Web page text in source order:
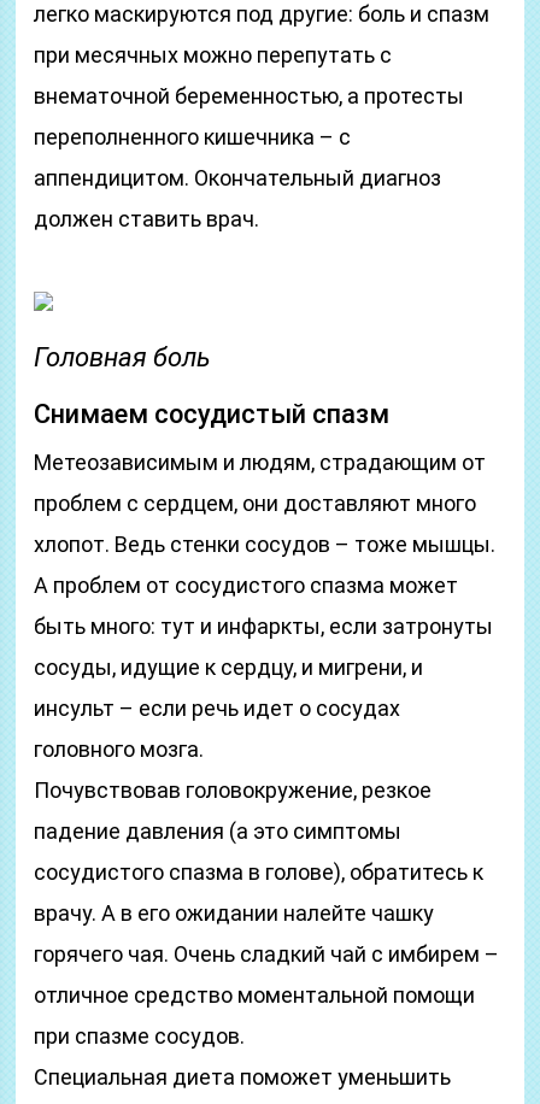
легко маскируются под другие: боль и спазм
при месячных можно перепутать с
внематочной беременностью, а протесты
переполненного кишечника – с
аппендицитом. Окончательный диагноз
должен ставить врач.
Головная боль
Снимаем сосудистый спазм
Метеозависимым и людям, страдающим от
проблем с сердцем, они доставляют много
хлопот. Ведь стенки сосудов – тоже мышцы.
А проблем от сосудистого спазма может
быть много: тут и инфаркты, если затронуты
сосуды, идущие к сердцу, и мигрени, и
инсульт – если речь идет о сосудах
головного мозга.
Почувствовав головокружение, резкое
падение давления (а это симптомы
сосудистого спазма в голове), обратитесь к
врачу. А в его ожидании налейте чашку
горячего чая. Очень сладкий чай с имбирем –
отличное средство моментальной помощи
при спазме сосудов.
Специальная диета поможет уменьшить